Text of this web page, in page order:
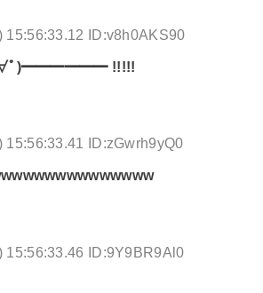
15:56:33.12 ID:v8h0AKS90
ﾟ)━━━━━━ !!!!!
15:56:33.41 ID:zGwrh9yQ0
15:56:33.46 ID:9Y9BR9Al0